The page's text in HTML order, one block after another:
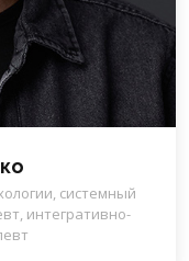
системный
интегративно-